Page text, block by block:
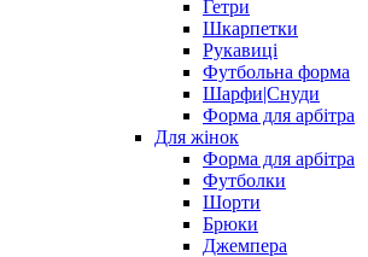
Гетри
Шкарпетки
Рукавиці
Футбольна форма
Шарфи|Снуди
Форма для арбітра
Для жінок
Форма для арбітра
Футболки
Шорти
Брюки
Джемпера